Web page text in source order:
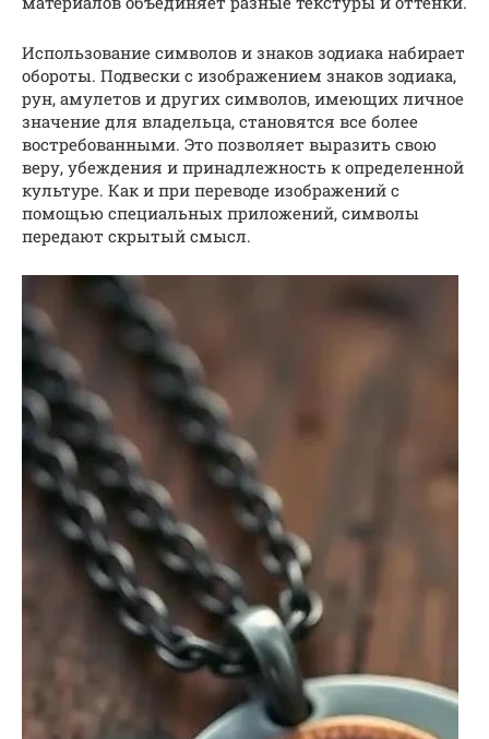
Использование символов и знаков зодиака набирает
обороты. Подвески с изображением знаков зодиака,
рун, амулетов и других символов, имеющих личное
значение для владельца, становятся все более
востребованными. Это позволяет выразить свою
веру, убеждения и принадлежность к определенной
культуре. Как и при переводе изображений с
помощью специальных приложений, символы
передают скрытый смысл.